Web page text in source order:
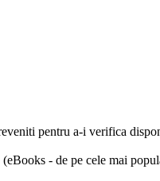
pentru a-i verifica
- de pe cele mai